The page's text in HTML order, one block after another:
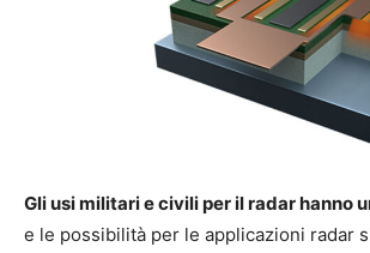
Gli usi militari e civili per il radar hanno
e le possibilità per le applicazioni radar